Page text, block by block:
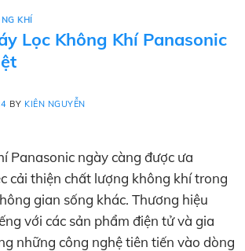
KHÍ
Lọc Không Khí Panasonic
BY KIÊN NGUYỄN
Panasonic ngày càng được ưa
cải thiện chất lượng không khí trong
gian sống khác. Thương hiệu
với các sản phẩm điện tử và gia
những công nghệ tiên tiến vào dòng